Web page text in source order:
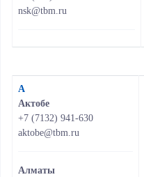
nsk@tbm.ru
А
Актобе
+7 (7132) 941-630
aktobe@tbm.ru
Алматы